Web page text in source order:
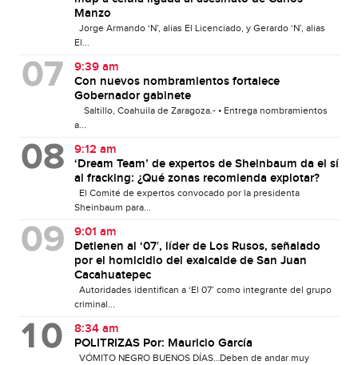
Manzo
Jorge Armando ‘N’, alias El Licenciado, y Gerardo ‘N’, alias
El...
9:39 am
Con nuevos nombramientos fortalece
Gobernador gabinete
Saltillo, Coahuila de Zaragoza.- • Entrega nombramientos
a...
9:12 am
‘Dream Team’ de expertos de Sheinbaum da el sí
al fracking: ¿Qué zonas recomienda explotar?
El Comité de expertos convocado por la presidenta
Sheinbaum para...
9:01 am
Detienen al ‘07′, líder de Los Rusos, señalado
por el homicidio del exalcalde de San Juan
Cacahuatepec
Autoridades identifican a ‘El 07’ como integrante del grupo
criminal...
8:34 am
POLITRIZAS Por: Mauricio García
VÓMITO NEGRO BUENOS DÍAS…Deben de andar muy